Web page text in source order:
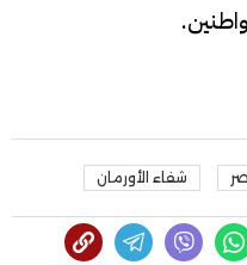
شفاء الأورمان